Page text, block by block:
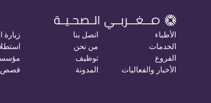
الأطباء
الخدمات
الفروع
الأخبار والفعاليات
اتصل بنا
من نحن
توظيف
المدونة
زيارة
قصص